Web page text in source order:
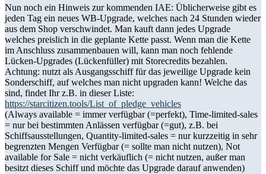
Nun noch ein Hinweis zur kommenden IAE: Üblicherweise gibt es
jeden Tag ein neues WB-Upgrade, welches nach 24 Stunden wieder
aus dem Shop verschwindet. Man kauft dann jedes Upgrade
welches preislich in die geplante Kette passt. Wenn man die Kette
im Anschluss zusammenbauen will, kann man noch fehlende
Lücken-Upgrades (Lückenfüller) mit Storecredits bezahlen.
Achtung: nutzt als Ausgangsschiff für das jeweilige Upgrade kein
Sonderschiff, auf welches man nicht upgraden kann! Welche das
sind, findet Ihr z.B. in dieser Liste:
https://starcitizen.tools/List_of_pledge_vehicles
(Always available = immer verfügbar (=perfekt), Time-limited-sales
= nur bei bestimmten Anlässen verfügbar (=gut), z.B. bei
Schiffsausstellungen, Quantity-limited-sales = nur kurzzeitig in sehr
begrenzten Mengen Verfügbar (= sollte man nicht nutzen), Not
available for Sale = nicht verkäuflich (= nicht nutzen, außer man
besitzt dieses Schiff und möchte das Upgrade darauf anwenden)